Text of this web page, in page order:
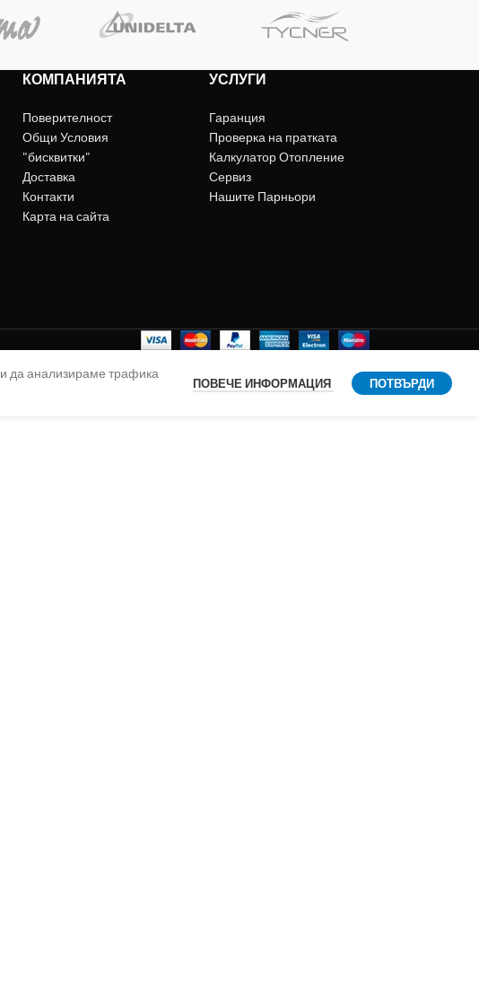
КОМПАНИЯТА
Поверителност
Общи Условия
"бисквитки"
Доставка
Контакти
Карта на сайта
УСЛУГИ
Гаранция
Проверка на пратката
Калкулатор Отопление
Сервиз
Нашите Парньори
да анализираме трафика
ПОВЕЧЕ ИНФОРМАЦИЯ ПОТВЪРДИ